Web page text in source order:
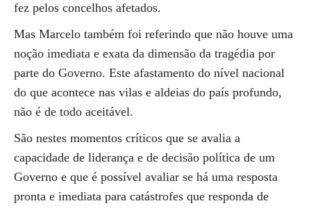
fez pelos concelhos afetados.
Mas Marcelo também foi referindo que não houve uma
noção imediata e exata da dimensão da tragédia por
parte do Governo. Este afastamento do nível nacional
do que acontece nas vilas e aldeias do país profundo,
não é de todo aceitável.
São nestes momentos críticos que se avalia a
capacidade de liderança e de decisão política de um
Governo e que é possível avaliar se há uma resposta
pronta e imediata para catástrofes que responda de